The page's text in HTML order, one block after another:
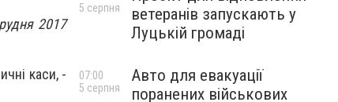
2017
каси, -
ветеранів запускають у
Луцькій громаді
5 серпня
Авто для евакуації
поранених військових
07:00
5 серпня